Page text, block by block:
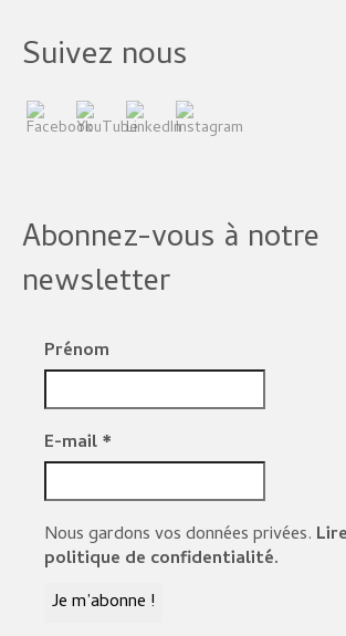
Suivez nous
Abonnez-vous à notre
newsletter
Prénom
E-mail*
Nous gardons vos données privées.
politique de confidentialité.